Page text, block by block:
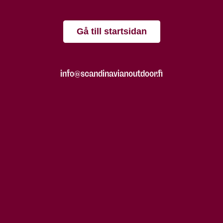
Gå till startsidan
info@scandinavianoutdoor.fi